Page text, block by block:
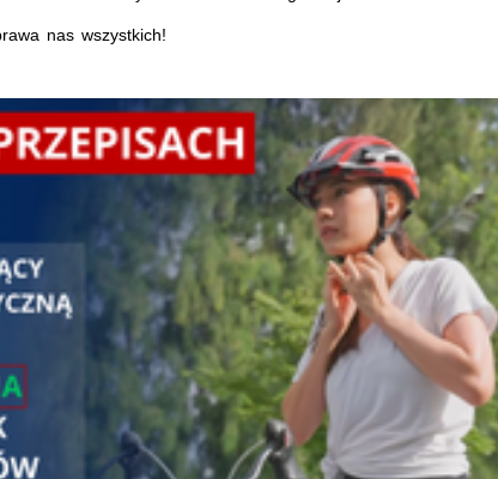
nas wszystkich!